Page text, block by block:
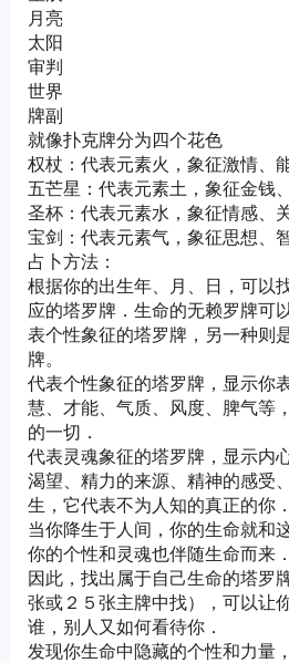
月亮
太阳
审判
世界
牌副
就像扑克牌分为四个花色
权杖：代表元素火，象征激情、
五芒星：代表元素土，象征金钱
圣杯：代表元素水，象征情感、
宝剑：代表元素气，象征思想、
占卜方法：
根据你的出生年、月、日，可以
应的塔罗牌．生命的无赖罗牌可
表个性象征的塔罗牌，另一种则
牌。
代表个性象征的塔罗牌，显示你
慧、才能、气质、风度、脾气等
的一切．
代表灵魂象征的塔罗牌，显示内
渴望、精力的来源、精神的感受
生，它代表不为人知的真正的你．
当你降生于人间，你的生命就和
你的个性和灵魂也伴随生命而来．
因此，找出属于自己生命的塔罗
张或２５张主牌中找），可以让
谁，别人又如何看待你．
发现你生命中隐藏的个性和力量